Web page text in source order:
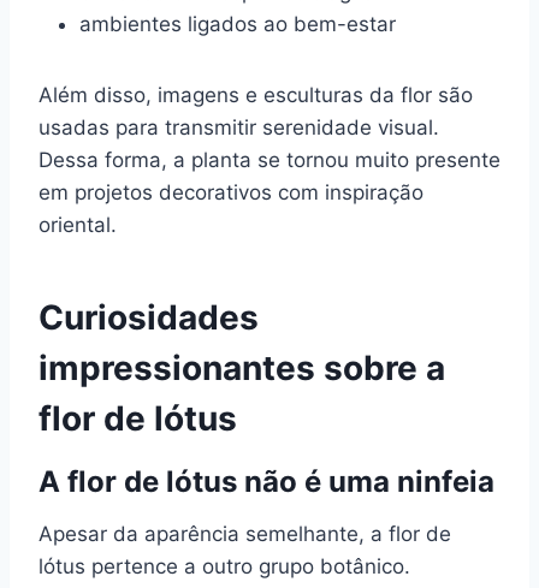
ambientes ligados ao bem-estar
Além disso, imagens e esculturas da flor são
usadas para transmitir serenidade visual.
Dessa forma, a planta se tornou muito presente
em projetos decorativos com inspiração
oriental.
Curiosidades
impressionantes sobre a
flor de lótus
A flor de lótus não é uma ninfeia
Apesar da aparência semelhante, a flor de
lótus pertence a outro grupo botânico.